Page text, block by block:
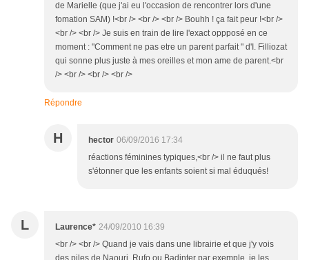
de Marielle (que j'ai eu l'occasion de rencontrer lors d'une
fomation SAM) !<br /> <br /> <br /> Bouhh ! ça fait peur !<br />
<br /> <br /> Je suis en train de lire l'exact oppposé en ce
moment : "Comment ne pas etre un parent parfait " d'I. Filliozat
qui sonne plus juste à mes oreilles et mon ame de parent.<br
/> <br /> <br /> <br />
Répondre
H hector 06/09/2016 17:34
réactions féminines typiques,<br /> il ne faut plus
s'étonner que les enfants soient si mal éduqués!
L Laurence* 24/09/2010 16:39
<br /> <br /> Quand je vais dans une librairie et que j'y vois
des piles de Naouri, Rufo ou Badinter par exemple, je les